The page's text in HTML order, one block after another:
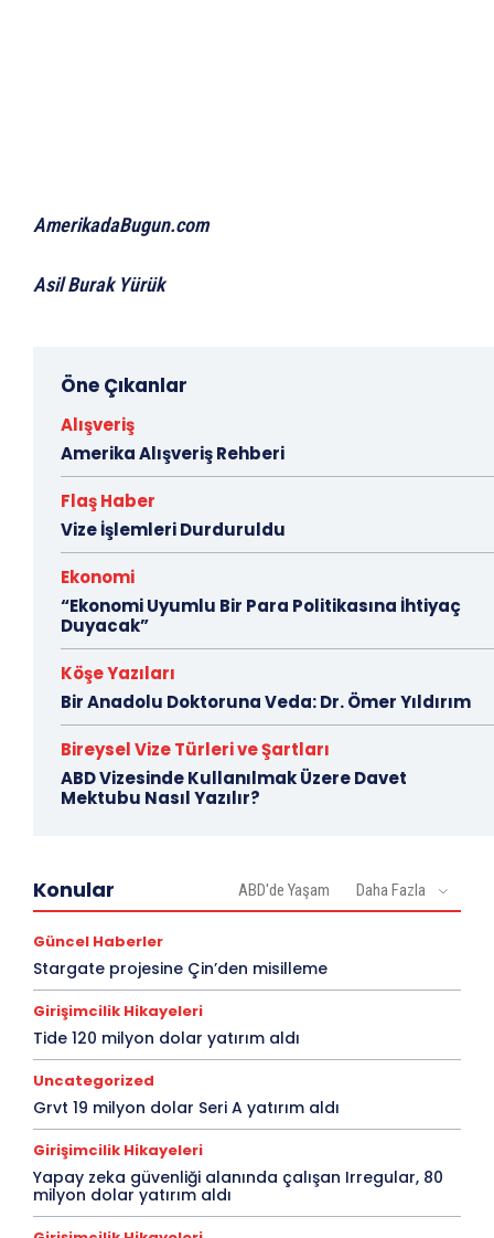
AmerikadaBugun.com
Asil Burak Yürük
Öne Çıkanlar
Alışveriş
Amerika Alışveriş Rehberi
Flaş Haber
Vize İşlemleri Durduruldu
Ekonomi
“Ekonomi Uyumlu Bir Para Politikasına İhtiyaç
Duyacak”
Köşe Yazıları
Bir Anadolu Doktoruna Veda: Dr. Ömer Yıldırım
Bireysel Vize Türleri ve Şartları
ABD Vizesinde Kullanılmak Üzere Davet
Mektubu Nasıl Yazılır?
Konular ABD'de Yaşam Daha Fazla
Güncel Haberler
Stargate projesine Çin’den misilleme
Girişimcilik Hikayeleri
Tide 120 milyon dolar yatırım aldı
Uncategorized
Grvt 19 milyon dolar Seri A yatırım aldı
Girişimcilik Hikayeleri
Yapay zeka güvenliği alanında çalışan Irregular, 80
milyon dolar yatırım aldı